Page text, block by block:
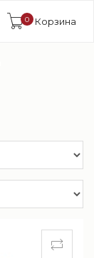
0 Корзина